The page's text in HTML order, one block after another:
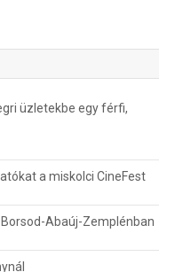
üzletekbe egy férfi,
a miskolci CineFest
Abaúj-Zemplénban